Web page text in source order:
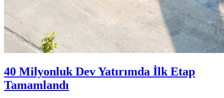
40 Milyonluk Dev Yatırımda İlk Etap
Tamamlandı